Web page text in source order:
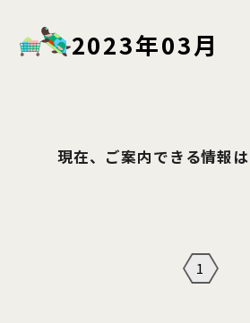
2023年03月
現在、ご案内できる情報は
1